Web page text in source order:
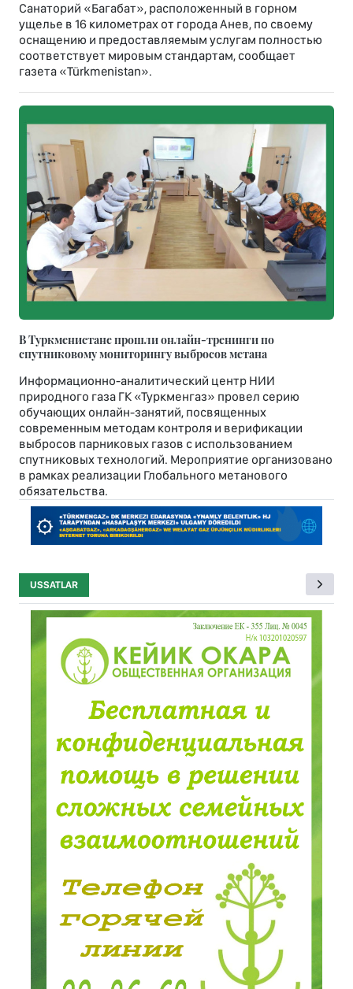
Санаторий «Багабат», расположенный в горном
ущелье в 16 километрах от города Анев, по своему
оснащению и предоставляемым услугам полностью
соответствует мировым стандартам, сообщает
газета «Türkmenistan».
В Туркменистане прошли онлайн-тренинги по
спутниковому мониторингу выбросов метана
Информационно-аналитический центр НИИ
природного газа ГК «Туркменгаз» провел серию
обучающих онлайн-занятий, посвященных
современным методам контроля и верификации
выбросов парниковых газов с использованием
спутниковых технологий. Мероприятие организовано
в рамках реализации Глобального метанового
обязательства.
USSATLAR